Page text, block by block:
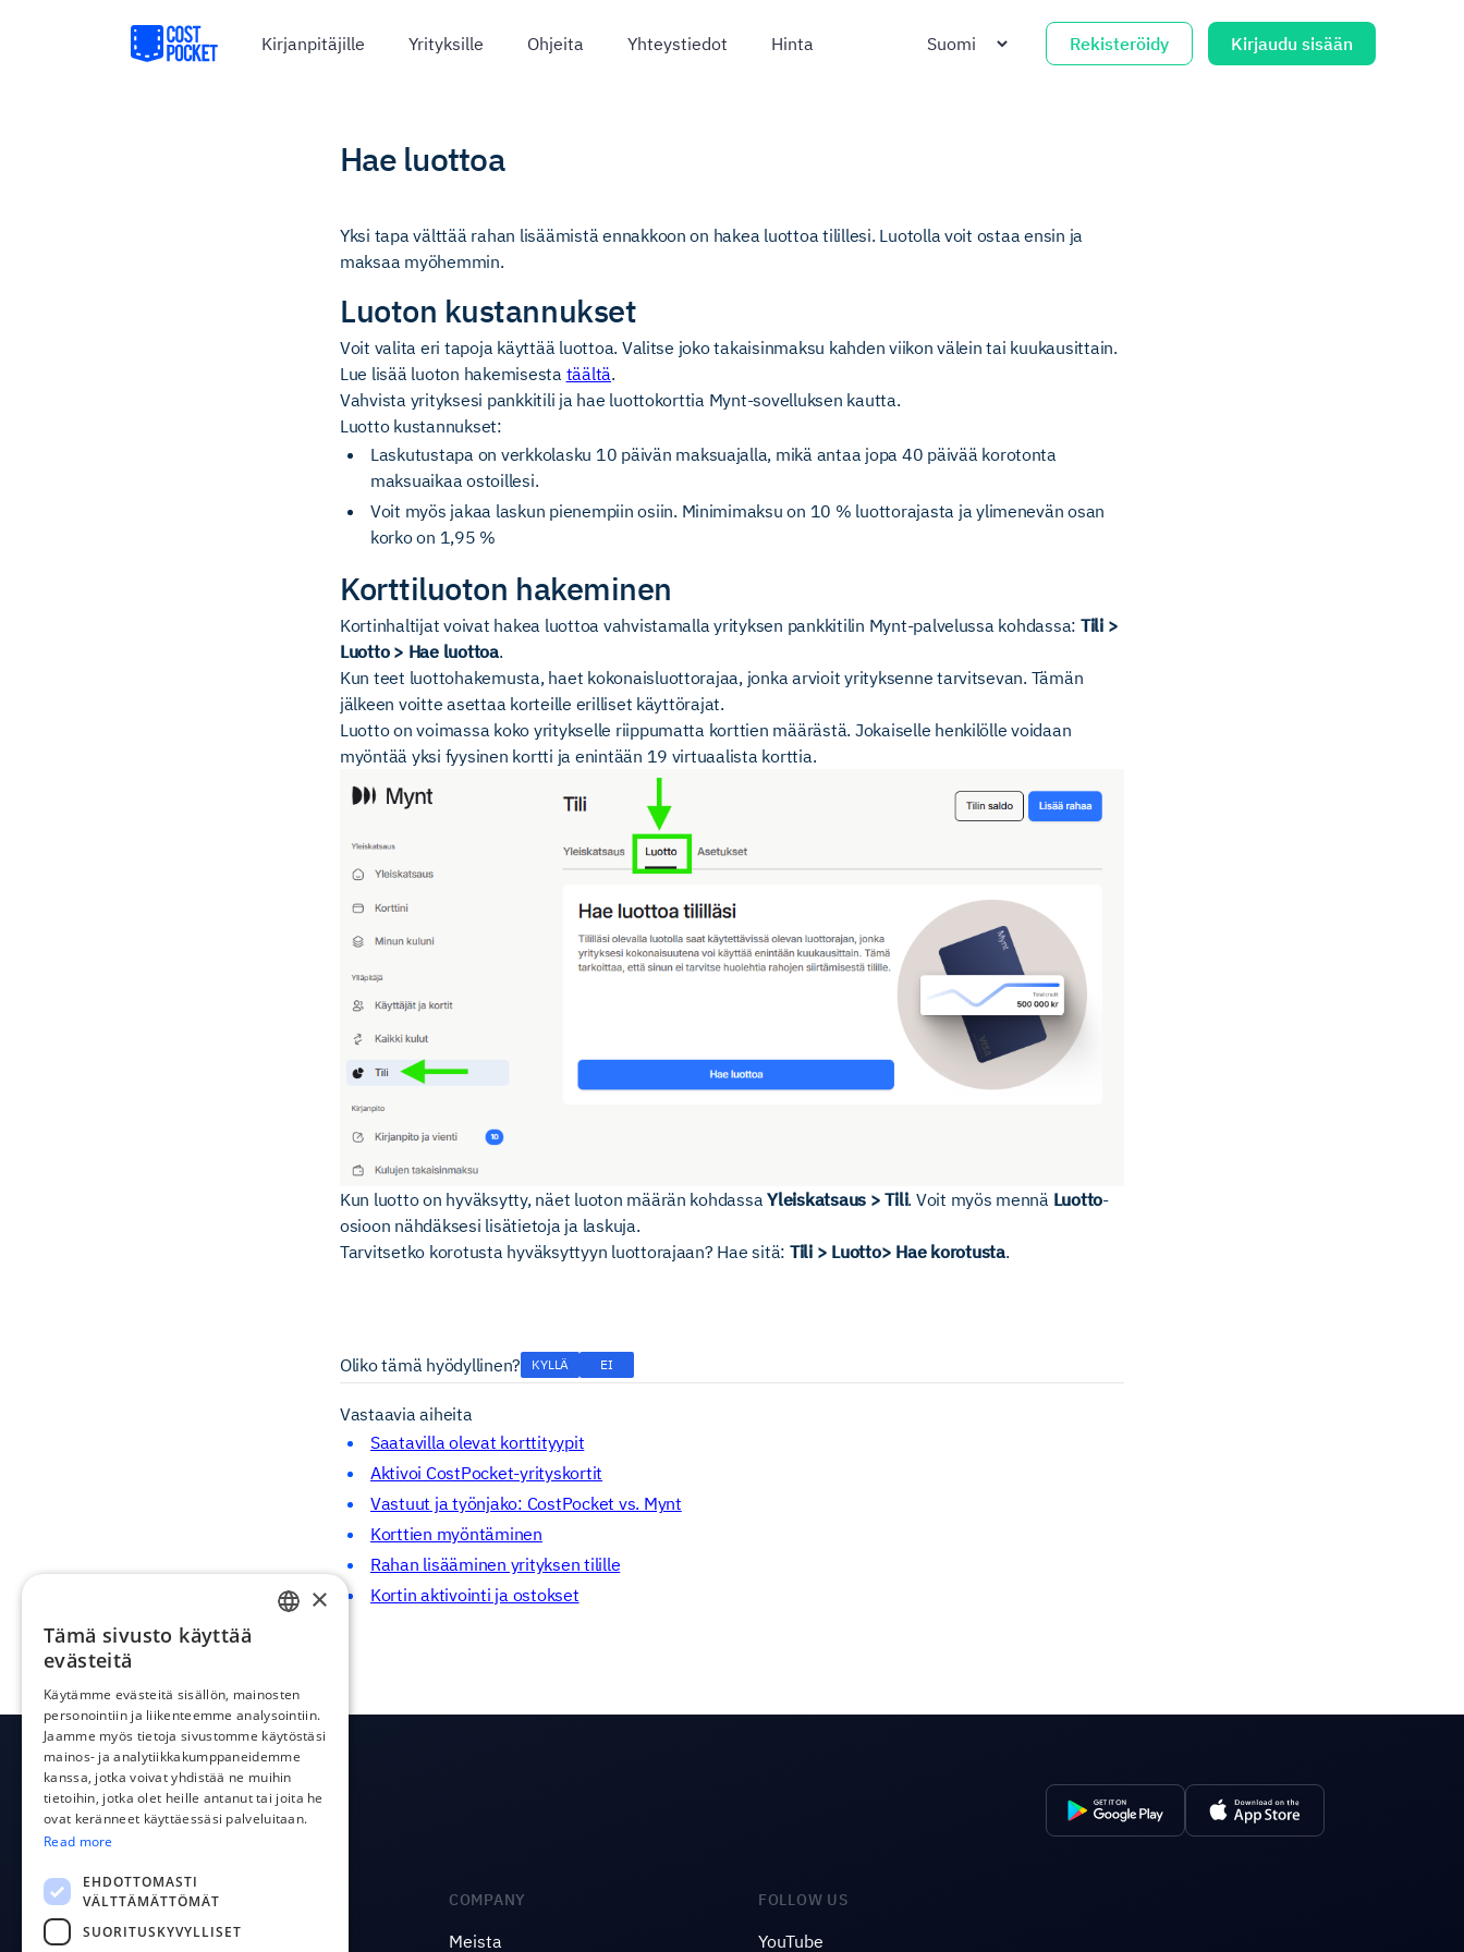
Kirjanpitäjille Yrityksille Ohjeita Yhteystiedot Hinta Rekisteröidy Kirjaudu sisään
Hae luottoa
Yksi tapa välttää rahan lisäämistä ennakkoon on hakea luottoa tilillesi. Luotolla voit ostaa ensin ja
maksaa myöhemmin.
Luoton kustannukset
Voit valita eri tapoja käyttää luottoa. Valitse joko takaisinmaksu kahden viikon välein tai kuukausittain.
Lue lisää luoton hakemisesta täältä.
Vahvista yrityksesi pankkitili ja hae luottokorttia Mynt-sovelluksen kautta.
Luotto kustannukset:
Laskutustapa on verkkolasku 10 päivän maksuajalla, mikä antaa jopa 40 päivää korotonta
maksuaikaa ostoillesi.
Voit myös jakaa laskun pienempiin osiin. Minimimaksu on 10 % luottorajasta ja ylimenevän osan
korko on 1,95 %
Korttiluoton hakeminen
Kortinhaltijat voivat hakea luottoa vahvistamalla yrityksen pankkitilin Mynt-palvelussa kohdassa: Tili >
Luotto > Hae luottoa.
Kun teet luottohakemusta, haet kokonaisluottorajaa, jonka arvioit yrityksenne tarvitsevan. Tämän
jälkeen voitte asettaa korteille erilliset käyttörajat.
Luotto on voimassa koko yritykselle riippumatta korttien määrästä. Jokaiselle henkilölle voidaan
myöntää yksi fyysinen kortti ja enintään 19 virtuaalista korttia.
Kun luotto on hyväksytty, näet luoton määrän kohdassaYleiskatsaus > Tili. Voit myös mennä Luotto-
osioon nähdäksesi lisätietoja ja laskuja.
Tarvitsetko korotusta hyväksyttyyn luottorajaan? Hae sitä: Tili > Luotto> Hae korotusta.
Oliko tämä hyödyllinen? KYLLÄ EI
Vastaavia aiheita
Saatavilla olevat korttityypit
Aktivoi CostPocket-yrityskortit
Vastuut ja työnjako: CostPocket vs. Mynt
Korttien myöntäminen
Rahan lisääminen yrityksen tilille
Kortin aktivointi ja ostokset
PRODUCT
Integraatiot
COMPANY
Meista
FOLLOW US
YouTube
LATVIAN
POLISH
RUSSIAN
FINNISH
×
Tämä sivusto käyttää
evästeitä
Käytämme evästeitä sisällön, mainosten
personointiin ja liikenteemme analysointiin.
Jaamme myös tietoja sivustomme käytöstäsi
mainos- ja analytiikkakumppaneidemme
kanssa, jotka voivat yhdistää ne muihin
tietoihin, jotka olet heille antanut tai joita he
ovat keränneet käyttäessäsi palveluitaan.
Read more
EHDOTTOMASTI
VÄLTTÄMÄTTÖMÄT
SUORITUSKYVYLLISET